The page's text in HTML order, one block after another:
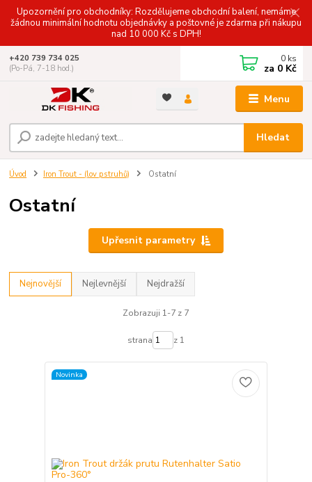
Upozornění pro obchodníky: Rozdělujeme obchodní balení, nemáme
žádnou minimální hodnotu objednávky a poštovné je zdarma při nákupu
nad 10 000 Kč s DPH!
Menu
Hledat
+420 739 734 025
(Po-Pá, 7-18 hod.)
0 ks
za 0 Kč
Úvod Iron Trout - (lov pstruhů) Ostatní
Ostatní
Upřesnit parametry
Nejnovější Nejlevnější Nejdražší
Zobrazuji 1-7 z 7
strana z 1
Novinka